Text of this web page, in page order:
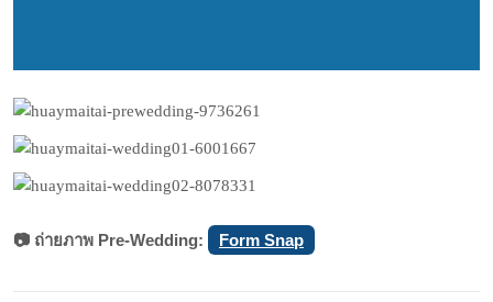
📷 ถ่ายภาพ Pre-Wedding: Form Snap